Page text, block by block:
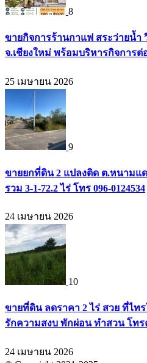
8
ขายกิจการร้านกาแฟ สระว่ายน้ำ
จ.เชียงใหม่ พร้อมบริหารกิจการต่อ
25 เมษายน 2026
9
ขายยกที่ดิน 2 แปลงติด ต.หนามแด
รวม 3-1-72.2 ไร่ โทร 096-0124534
24 เมษายน 2026
10
ขายที่ดิน ลดราคา 2 ไร่ สวย ที่ไท
รักความสงบ พักผ่อน ทำสวน โทรคุ
24 เมษายน 2026